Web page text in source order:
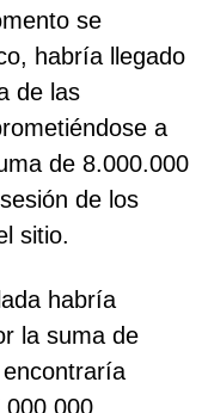
se
habría llegado
de las
a
de 8.000.000
de los
sitio.
habría
la suma de